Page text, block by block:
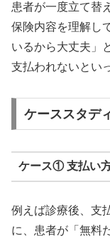
患者が一度立て替
保険内容を理解し
いるから大丈夫」
支払われないとい
ケーススタデ
ケース① 支払い
例えば診療後、支
に、患者が「無料